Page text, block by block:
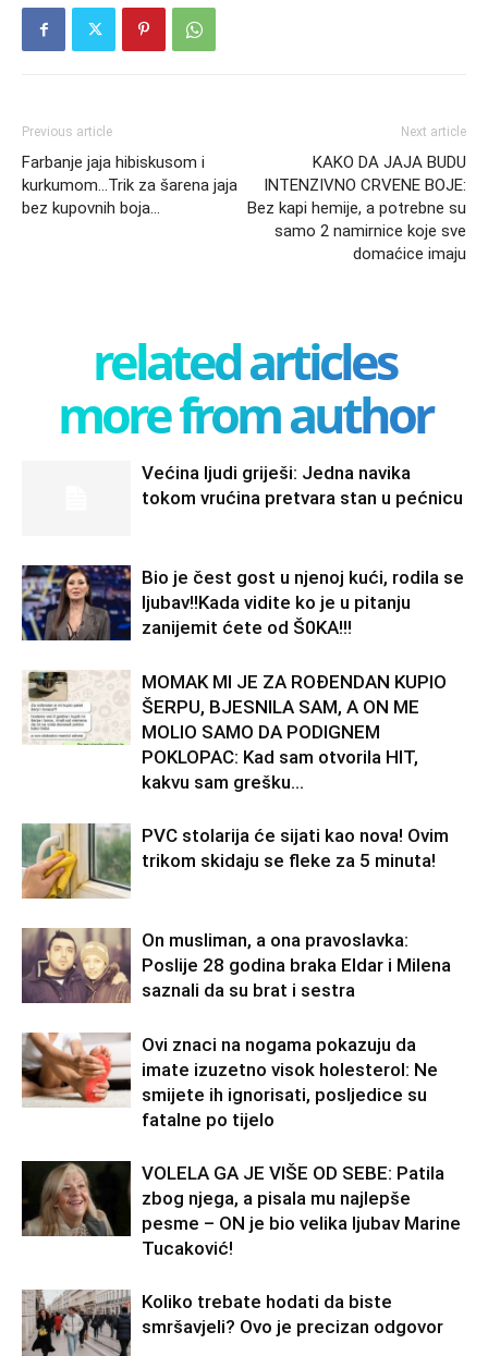
Previous article
Farbanje jaja hibiskusom i
kurkumom…Trik za šarena jaja
bez kupovnih boja…
Next article
KAKO DA JAJA BUDU
INTENZIVNO CRVENE BOJE:
Bez kapi hemije, a potrebne su
samo 2 namirnice koje sve
domaćice imaju
related articles
more from author
Većina ljudi griješi: Jedna navika
tokom vrućina pretvara stan u pećnicu
Bio je čest gost u njenoj kući, rodila se
ljubav!!Kada vidite ko je u pitanju
zanijemit ćete od Š0KA!!!
MOMAK MI JE ZA ROĐENDAN KUPIO
ŠERPU, BJESNILA SAM, A ON ME
MOLIO SAMO DA PODIGNEM
POKLOPAC: Kad sam otvorila HIT,
kakvu sam grešku...
PVC stolarija će sijati kao nova! Ovim
trikom skidaju se fleke za 5 minuta!
On musliman, a ona pravoslavka:
Poslije 28 godina braka Eldar i Milena
saznali da su brat i sestra
Ovi znaci na nogama pokazuju da
imate izuzetno visok holesterol: Ne
smijete ih ignorisati, posljedice su
fatalne po tijelo
VOLELA GA JE VIŠE OD SEBE: Patila
zbog njega, a pisala mu najlepše
pesme – ON je bio velika ljubav Marine
Tucaković!
Koliko trebate hodati da biste
smršavjeli? Ovo je precizan odgovor